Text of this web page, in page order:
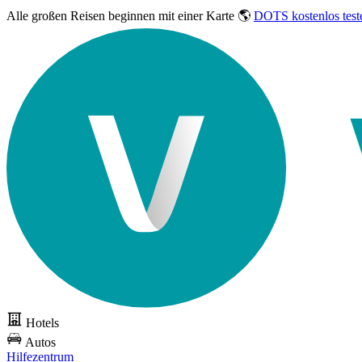
Alle großen Reisen beginnen mit einer Karte 🌎 DOTS kostenlos
Hotels
Autos
Hilfezentrum